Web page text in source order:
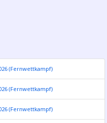
(Fernwettkampf)
(Fernwettkampf)
(Fernwettkampf)